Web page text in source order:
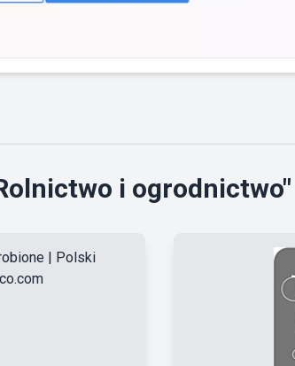
i ogrodnictwo"